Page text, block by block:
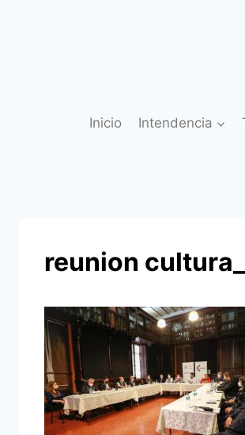
Inicio Intendencia
reunion